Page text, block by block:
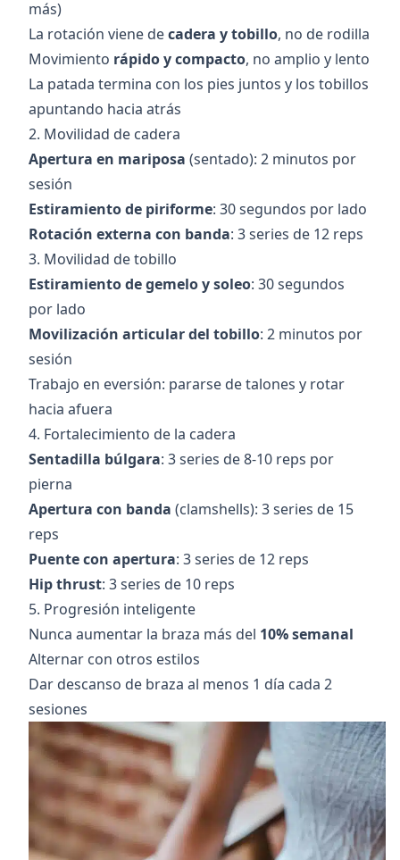
más)
La rotación viene decadera y tobillo, no de rodilla
Movimiento rápido y compacto, no amplio y lento
La patada termina con los pies juntos y los tobillos
apuntando hacia atrás
2. Movilidad de cadera
Apertura en mariposa (sentado): 2 minutos por
sesión
Estiramiento de piriforme: 30 segundos por lado
Rotación externa con banda: 3 series de 12 reps
3. Movilidad de tobillo
Estiramiento de gemelo y soleo: 30 segundos
por lado
Movilización articular del tobillo: 2 minutos por
sesión
Trabajo en eversión: pararse de talones y rotar
hacia afuera
4. Fortalecimiento de la cadera
Sentadilla búlgara: 3 series de 8-10 reps por
pierna
Apertura con banda (clamshells): 3 series de 15
reps
Puente con apertura: 3 series de 12 reps
Hip thrust: 3 series de 10 reps
5. Progresión inteligente
Nunca aumentar la braza más del 10% semanal
Alternar con otros estilos
Dar descanso de braza al menos 1 día cada 2
sesiones